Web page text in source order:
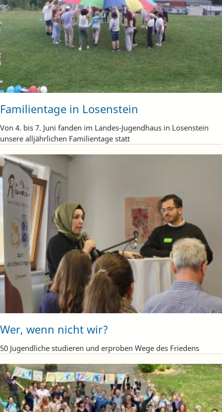
Familientage in Losenstein
Von 4. bis 7. Juni fanden im Landes-Jugendhaus in Losenstein
unsere alljährlichen Familientage statt
Wer, wenn nicht wir?
50 Jugendliche studieren und erproben Wege des Friedens